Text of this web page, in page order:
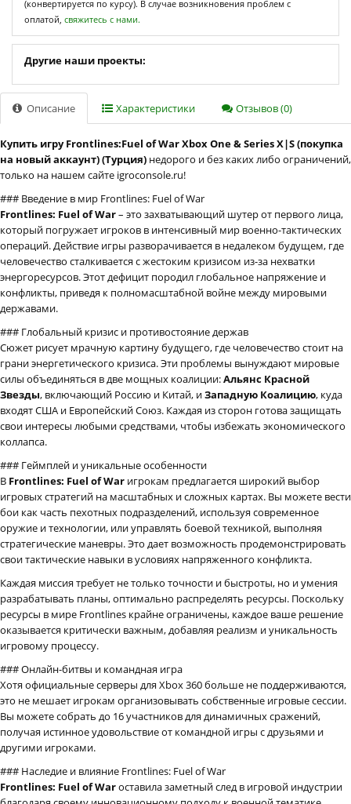
(конвертируется по курсу). В случае возникновения проблем с
оплатой, свяжитесь с нами.
Другие наши проекты:
Описание Характеристики Отзывов (0)
Купить игру Frontlines:Fuel of War Xbox One & Series X|S (покупка
на новый аккаунт) (Турция) недорого и без каких либо ограничений,
только на нашем сайте igroconsole.ru!
### Введение в мир Frontlines: Fuel of War
Frontlines: Fuel of War– это захватывающий шутер от первого лица,
который погружает игроков в интенсивный мир военно-тактических
операций. Действие игры разворачивается в недалеком будущем, где
человечество сталкивается с жестоким кризисом из-за нехватки
энергоресурсов. Этот дефицит породил глобальное напряжение и
конфликты, приведя к полномасштабной войне между мировыми
державами.
### Глобальный кризис и противостояние держав
Сюжет рисует мрачную картину будущего, где человечество стоит на
грани энергетического кризиса. Эти проблемы вынуждают мировые
силы объединяться в две мощных коалиции:Альянс Красной
Звезды, включающий Россию и Китай, иЗападную Коалицию, куда
входят США и Европейский Союз. Каждая из сторон готова защищать
свои интересы любыми средствами, чтобы избежать экономического
коллапса.
### Геймплей и уникальные особенности
В Frontlines: Fuel of War игрокам предлагается широкий выбор
игровых стратегий на масштабных и сложных картах. Вы можете вести
бои как часть пехотных подразделений, используя современное
оружие и технологии, или управлять боевой техникой, выполняя
стратегические маневры. Это дает возможность продемонстрировать
свои тактические навыки в условиях напряженного конфликта.
Каждая миссия требует не только точности и быстроты, но и умения
разрабатывать планы, оптимально распределять ресурсы. Поскольку
ресурсы в мире Frontlines крайне ограничены, каждое ваше решение
оказывается критически важным, добавляя реализм и уникальность
игровому процессу.
### Онлайн-битвы и командная игра
Хотя официальные серверы для Xbox 360 больше не поддерживаются,
это не мешает игрокам организовывать собственные игровые сессии.
Вы можете собрать до 16 участников для динамичных сражений,
получая истинное удовольствие от командной игры с друзьями и
другими игроками.
### Наследие и влияние Frontlines: Fuel of War
Frontlines: Fuel of Warоставила заметный след в игровой индустрии